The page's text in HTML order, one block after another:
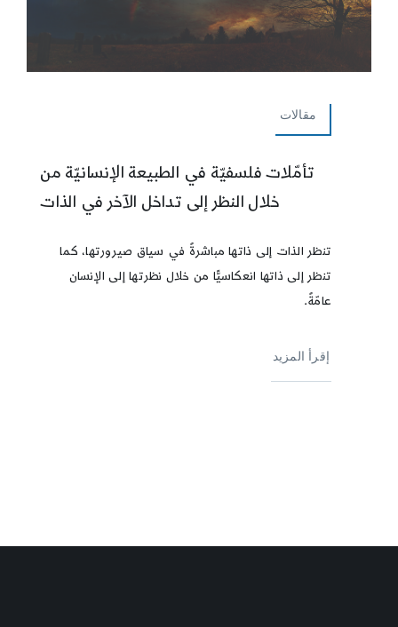
مقالات
تأمّلات فلسفيّة في الطبيعة الإنسانيّة من
خلال النظر إلى تداخل الآخر في الذات
تنظر الذات إلى ذاتها مباشرةً في سياق صيرورتها، كما
تنظر إلى ذاتها انعكاسيًّا من خلال نظرتها إلى الإنسان
عامّةً.
إقرأ المزيد